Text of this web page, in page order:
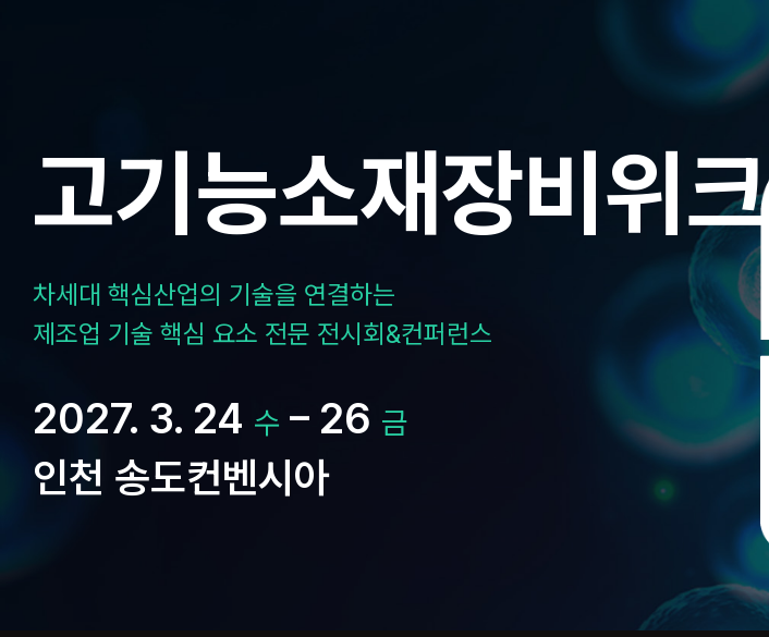
고기능소재장비위크
차세대 핵심산업의 기술을 연결하는
제조업 기술 핵심 요소 전문 전시회&컨퍼런스
2027. 3. 24 수 – 26 금
인천 송도컨벤시아